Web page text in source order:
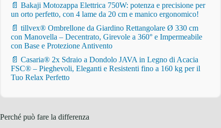
📄 Bakaji Motozappa Elettrica 750W: potenza e precisione per
un orto perfetto, con 4 lame da 20 cm e manico ergonomico!
📄 tillvex® Ombrellone da Giardino Rettangolare Ø 330 cm
con Manovella – Decentrato, Girevole a 360° e Impermeabile
con Base e Protezione Antivento
📄 Casaria® 2x Sdraio a Dondolo JAVA in Legno di Acacia
FSC® – Pieghevoli, Eleganti e Resistenti fino a 160 kg per il
Tuo Relax Perfetto
Perché può fare la differenza